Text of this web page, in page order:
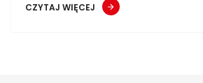
CZYTAJ WIĘCEJ